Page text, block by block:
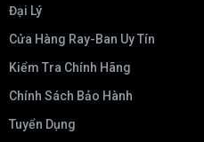
Đại Lý
Cửa Hàng Ray-Ban Uy Tín
Kiểm Tra Chính Hãng
Chính Sách Bảo Hành
Tuyển Dụng